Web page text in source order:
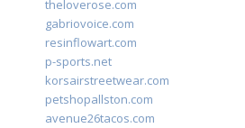
theloverose.com
gabriovoice.com
resinflowart.com
p-sports.net
korsairstreetwear.com
petshopallston.com
avenue26tacos.com